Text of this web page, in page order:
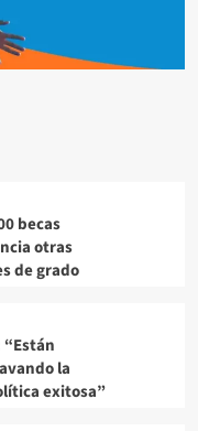
becas
otras
de grado
“Están
la
exitosa”